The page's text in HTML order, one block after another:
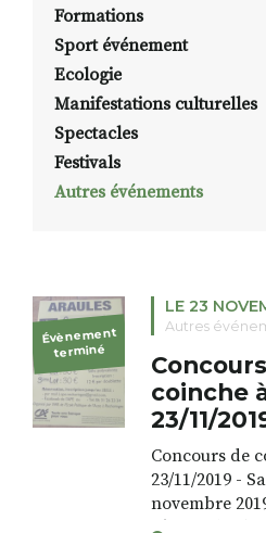
Formations
Sport événement
Ecologie
Manifestations culturelles
Spectacles
Festivals
Autres événements
Évènement
terminé
LE 23
Autres
coinche
23/11/
Concours de
23/11/2019 -
novembre
- à Araules